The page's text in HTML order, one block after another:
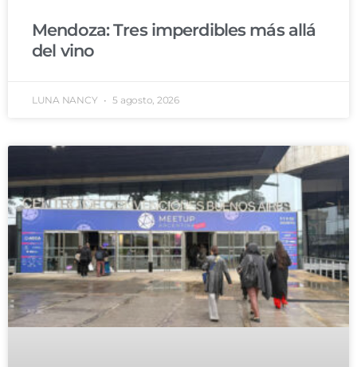
Mendoza: Tres imperdibles más allá
del vino
LUNA NANCY 5 agosto, 2026